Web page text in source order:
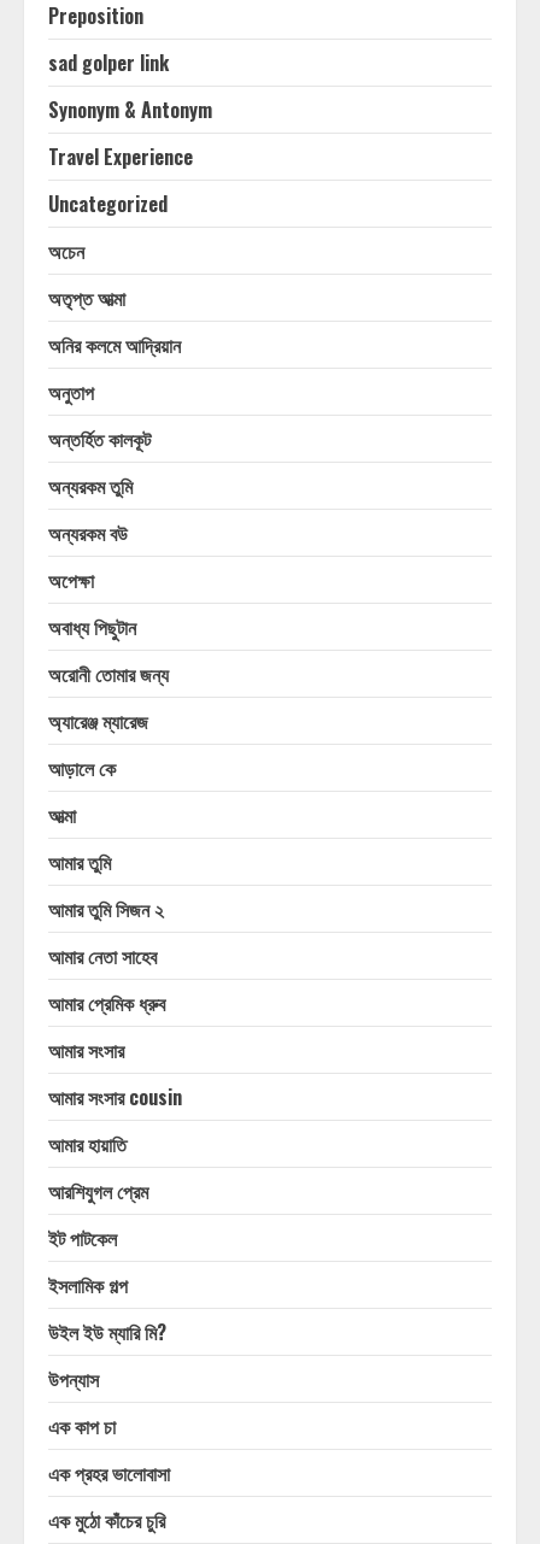
Preposition
sad golper link
Synonym & Antonym
Travel Experience
Uncategorized
অচেন
অতৃপ্ত আত্মা
অনির কলমে আদ্রিয়ান
অনুতাপ
অন্তর্হিত কালকূট
অন্যরকম তুমি
অন্যরকম বউ
অপেক্ষা
অবাধ্য পিছুটান
অরোনী তোমার জন্য
অ্যারেঞ্জ ম্যারেজ
আড়ালে কে
আত্মা
আমার তুমি
আমার তুমি সিজন ২
আমার নেতা সাহেব
আমার প্রেমিক ধ্রুব
আমার সংসার
আমার সংসার cousin
আমার হায়াতি
আরশিযুগল প্রেম
ইট পাটকেল
ইসলামিক গল্প
উইল ইউ ম্যারি মি?
উপন্যাস
এক কাপ চা
এক প্রহর ভালোবাসা
এক মুঠো কাঁচের চুরি